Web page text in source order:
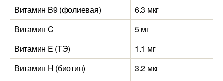
Витамин B9 (фолиевая)
6.3 мкг
Витамин C
5 мг
Витамин E (ТЭ)
1.1 мг
Витамин H (биотин)
3.2 мкг